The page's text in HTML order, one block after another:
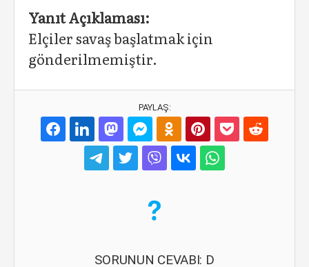
Yanıt Açıklaması:
Elçiler savaş başlatmak için
gönderilmemiştir.
PAYLAŞ:
SORUNUN CEVABI: D